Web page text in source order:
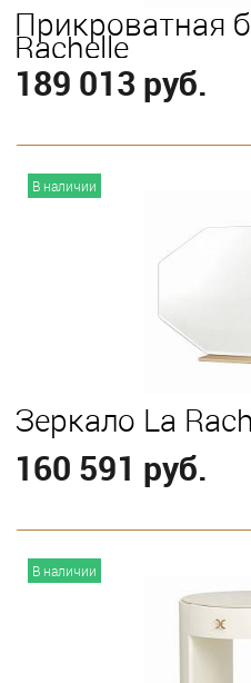
Прикроватная
Rachelle
189 013 руб.
В наличии
Зеркало La
160 591 руб.
В наличии